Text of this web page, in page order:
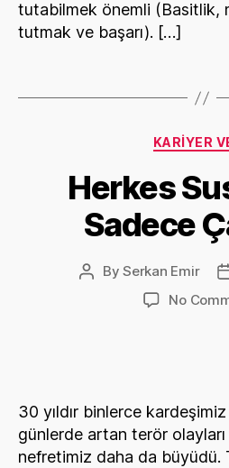
tutabilmek önemli (Basitlik,
tutmak ve başarı). […]
KARIYER
Herkes
Sadece
PostBySerkan Emir
No
30 yıldır binlerce
günlerde artan terör olayları
nefretimiz daha da büyüdü.